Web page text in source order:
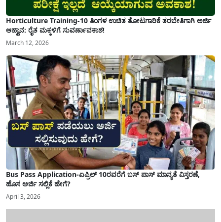
Horticulture Training-10 ತಿಂಗಳ ಉಚಿತ ತೋಟಗಾರಿಕೆ ತರಬೇತಿಗಾಗಿ ಅರ್ಜಿ
ಆಹ್ವಾನ: ರೈತ ಮಕ್ಕಳಿಗೆ ಸುವರ್ಣಾವಕಾಶ!
March 12, 2026
Bus Pass Application-ಏಪ್ರಿಲ್ 10ರವರೆಗೆ ಬಸ್ ಪಾಸ್ ಮಾನ್ಯತೆ ವಿಸ್ತರಣೆ,
ಹೊಸ ಅರ್ಜಿ ಸಲ್ಲಿಕೆ ಹೇಗೆ?
April 3, 2026